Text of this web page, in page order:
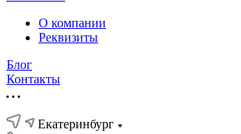
О компании
Реквизиты
Блог
Контакты
Екатеринбург